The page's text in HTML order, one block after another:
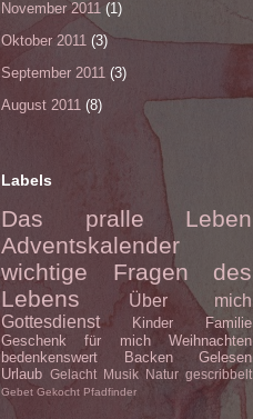
November 2011 (1)
Oktober 2011 (3)
September 2011 (3)
August 2011 (8)
Labels
Das pralle Leben
Adventskalender
wichtige Fragen des
Lebens
Über mich
Gottesdienst
Kinder
Familie
Geschenk für mich
Weihnachten
bedenkenswert
Backen
Gelesen
Urlaub Gelacht Musik Natur gescribbelt
Gebet Gekocht Pfadfinder